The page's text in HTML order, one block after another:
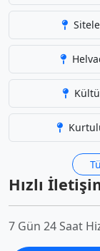
Hızlı
7 Gün 24 Saat